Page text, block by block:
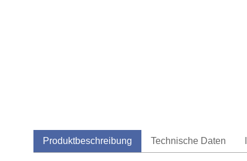
Produktbeschreibung Technische Daten